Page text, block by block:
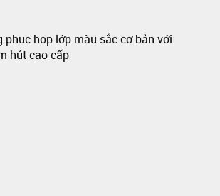
phục họp lớp màu sắc cơ bản với
hút cao cấp